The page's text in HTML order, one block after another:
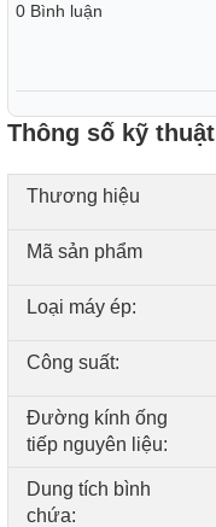
0 Bình luận
Thông số kỹ thuật
Thương hiệu
Mã sản phẩm
Loại máy ép:
Công suất:
Đường kính ống
tiếp nguyên liệu:
Dung tích bình
chứa: